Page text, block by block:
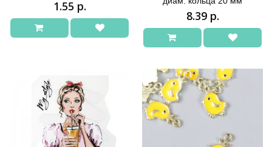
1.55 р.
8.39 р.